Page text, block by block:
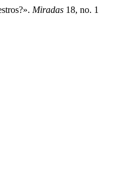
Miradas 18, no. 1